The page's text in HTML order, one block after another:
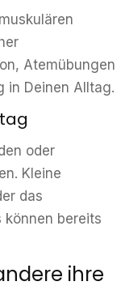
Atemübungen
in Deinen Alltag.
oder
Kleine
das
können bereits
ihre